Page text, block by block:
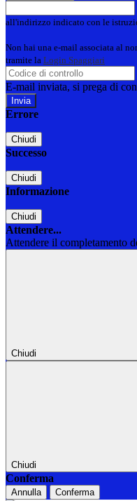
all'indirizzo indicato con le
Non hai una e-mail associata al
tramite la Login Spaggiari
E-mail inviata, si prega di
Errore
Chiudi
Successo
Chiudi
Informazione
Chiudi
Attendere...
Attendere il completamento
Chiudi
Chiudi
Conferma
Annulla Conferma